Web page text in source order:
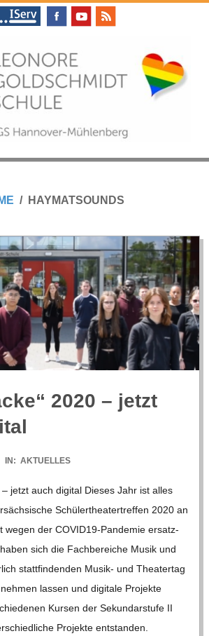
HAYMATSOUNDS
2020 – jetzt
IN: AKTUELLES
– jetzt auch digi­tal Die­ses Jahr ist alles
Schü­ler­thea­ter­tref­fen 2020 an
wegen der COVI­­D19-Pan­­de­­mie ersatz­
sich die Fach­be­rei­che Musik und
statt­fin­den­den Musik- und Thea­ter­tag
neh­men las­sen und digi­tale Pro­jekte
Kur­sen der Sekun­dar­stufe II
Pro­jekte ent­stan­den.